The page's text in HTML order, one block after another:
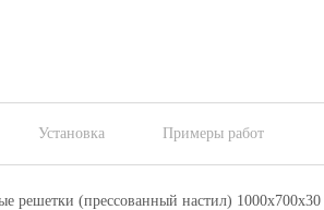
Установка Примеры работ
решетки (прессованный настил)